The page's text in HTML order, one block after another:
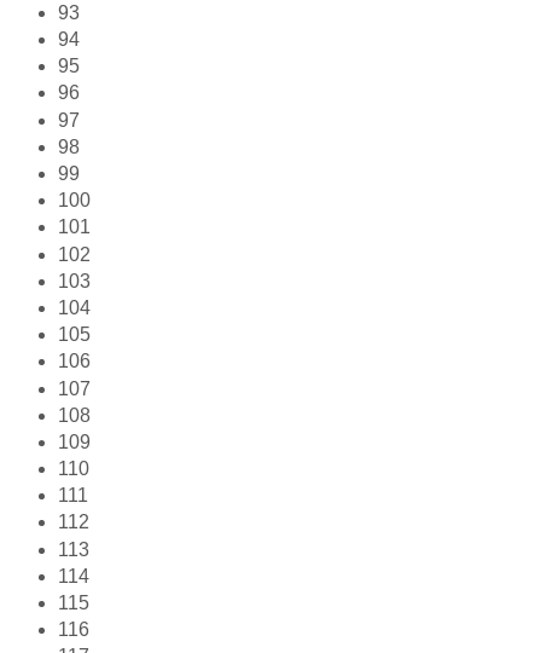
93
94
95
96
97
98
99
100
101
102
103
104
105
106
107
108
109
110
111
112
113
114
115
116